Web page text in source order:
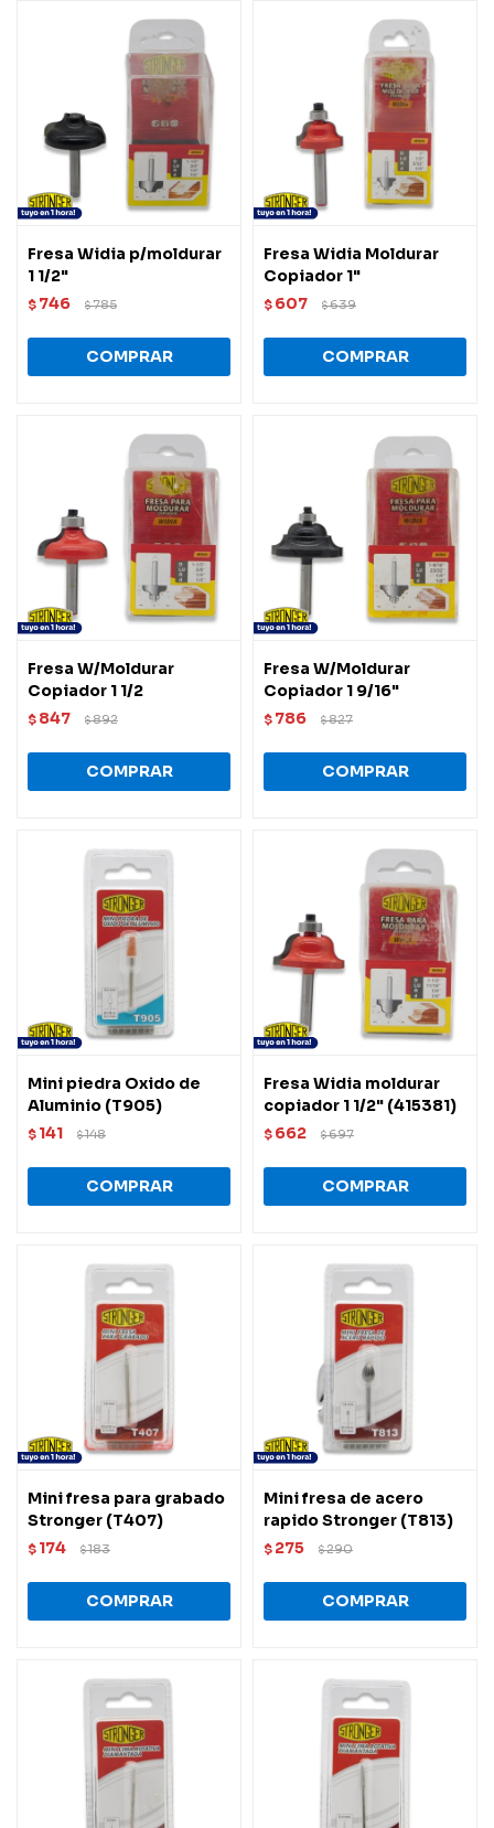
Fresa Widia p/moldurar
1 1/2"
$ 746 $785
Fresa Widia Moldurar
Copiador 1"
$ 607 $639
Fresa W/Moldurar
Copiador 1 1/2
$ 847 $892
Fresa W/Moldurar
Copiador 1 9/16"
$ 786 $827
Mini piedra Oxido de
Aluminio (T905)
$ 141 $148
Fresa Widia moldurar
copiador 1 1/2" (415381)
$ 662 $697
Mini fresa para grabado
Stronger (T407)
$ 174 $183
Mini fresa de acero
rapido Stronger (T813)
$ 275 $290